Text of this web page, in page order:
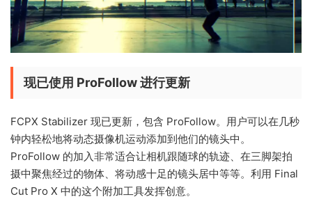
现已使用 ProFollow 进行更新
FCPX Stabilizer 现已更新，包含 ProFollow。用户可以在几秒
钟内轻松地将动态摄像机运动添加到他们的镜头中。
ProFollow 的加入非常适合让相机跟随球的轨迹、在三脚架拍
摄中聚焦经过的物体、将动感十足的镜头居中等等。利用 Final
Cut Pro X 中的这个附加工具发挥创意。